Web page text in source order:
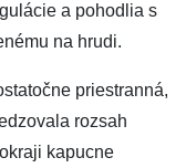
a pohodlia s
na hrudi.
priestranná,
rozsah
kapucne